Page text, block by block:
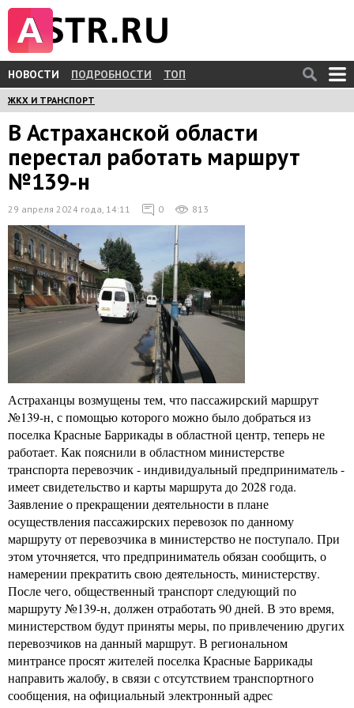
НОВОСТИ ПОДРОБНОСТИ ТОП
ЖКХ И ТРАНСПОРТ
В Астраханской области
перестал работать маршрут
№139‑н
29 апреля 2024 года, 14:11 0 813
Астраханцы возмущены тем, что пассажирский маршрут
№139-н, с помощью которого можно было добраться из
поселка Красные Баррикады в областной центр, теперь не
работает. Как пояснили в областном министерстве
транспорта перевозчик - индивидуальный предприниматель -
имеет свидетельство и карты маршрута до 2028 года.
Заявление о прекращении деятельности в плане
осуществления пассажирских перевозок по данному
маршруту от перевозчика в министерство не поступало. При
этом уточняется, что предприниматель обязан сообщить, о
намерении прекратить свою деятельность, министерству.
После чего, общественный транспорт следующий по
маршруту №139-н, должен отработать 90 дней. В это время,
министерством будут приняты меры, по привлечению других
перевозчиков на данный маршрут. В региональном
минтрансе просят жителей поселка Красные Баррикады
направить жалобу, в связи с отсутствием транспортного
сообщения, на официальный электронный адрес